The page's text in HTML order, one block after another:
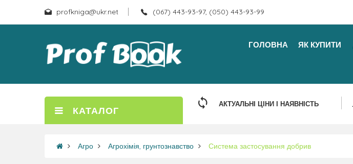
profkniga@ukr.net (067) 443-93-97, (050) 443-93-99
ГОЛОВНА ЯК КУПИТИ
КАТАЛОГ
АКТУАЛЬНІ ЦІНИ І НАЯВНІСТЬ
Агро Агрохімія, грунтознавство Система застосування добрив